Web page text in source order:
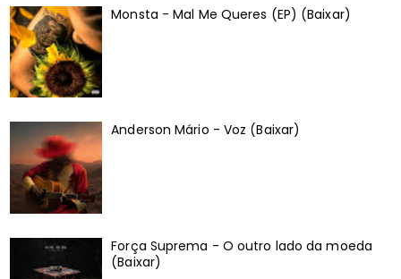
Monsta - Mal Me Queres (EP) (Baixar)
Anderson Mário - Voz (Baixar)
Força Suprema - O outro lado da moeda
(Baixar)